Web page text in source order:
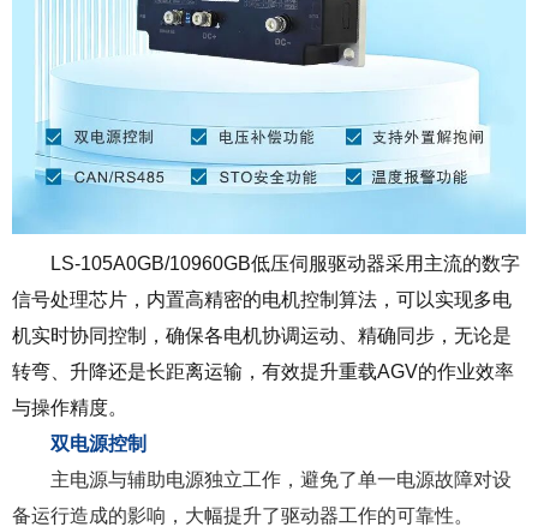
LS-105A0GB/10960GB低压伺服驱动器采用主流的数字
信号处理芯片，内置高精密的电机控制算法，可以实现多电
机实时协同控制，确保各电机协调运动、精确同步，无论是
转弯、升降还是长距离运输，有效提升重载AGV的作业效率
与操作精度。
双电源控制
主电源与辅助电源独立工作，避免了单一电源故障对设
备运行造成的影响，大幅提升了驱动器工作的可靠性。